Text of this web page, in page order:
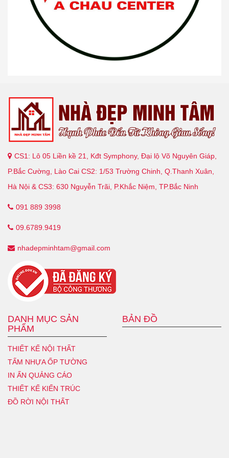
CS1: Lô 05 Liền kề 21, Kđt Symphony, Đại lộ Võ Nguyên Giáp,
P.Bắc Cường, Lào Cai CS2: 1/53 Trường Chinh, Q.Thanh Xuân,
Hà Nội & CS3: 630 Nguyễn Trãi, P.Khắc Niệm, TP.Bắc Ninh
091 889 3998
09.6789.9419
nhadepminhtam@gmail.com
DANH MỤC SẢN
PHẨM
THIẾT KẾ NỘI THẤT
TẤM NHỰA ỐP TƯỜNG
IN ẤN QUẢNG CÁO
THIẾT KẾ KIẾN TRÚC
ĐỒ RỜI NỘI THẤT
BẢN ĐỒ